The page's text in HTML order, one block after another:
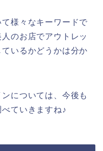
様々なキーワードで
のお店でアウトレッ
いるかどうかは分か
については、今後も
ていきますね♪